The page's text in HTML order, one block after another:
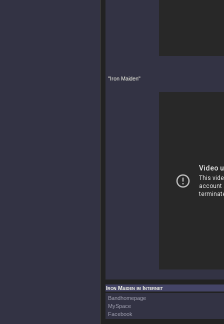
"Iron Maiden"
Iron Maiden im Internet
Bandhomepage
MySpace
Facebook